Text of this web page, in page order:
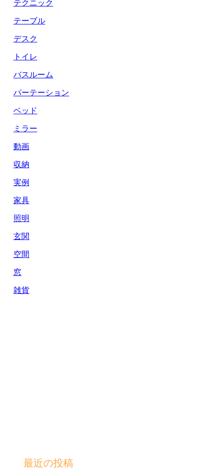
テクニック
テーブル
デスク
トイレ
バスルーム
パーテーション
ベッド
ミラー
動画
収納
実例
家具
照明
玄関
空間
窓
雑貨
最近の投稿